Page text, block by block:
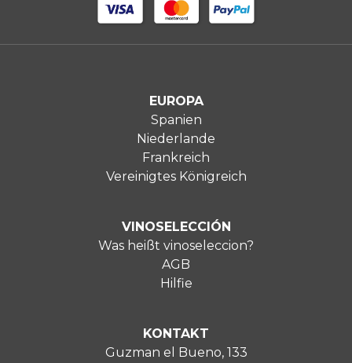
EUROPA
Spanien
Niederlande
Frankreich
Vereinigtes Königreich
VINOSELECCIÓN
Was heißt vinoseleccion?
AGB
Hilfie
KONTAKT
Guzman el Bueno, 133